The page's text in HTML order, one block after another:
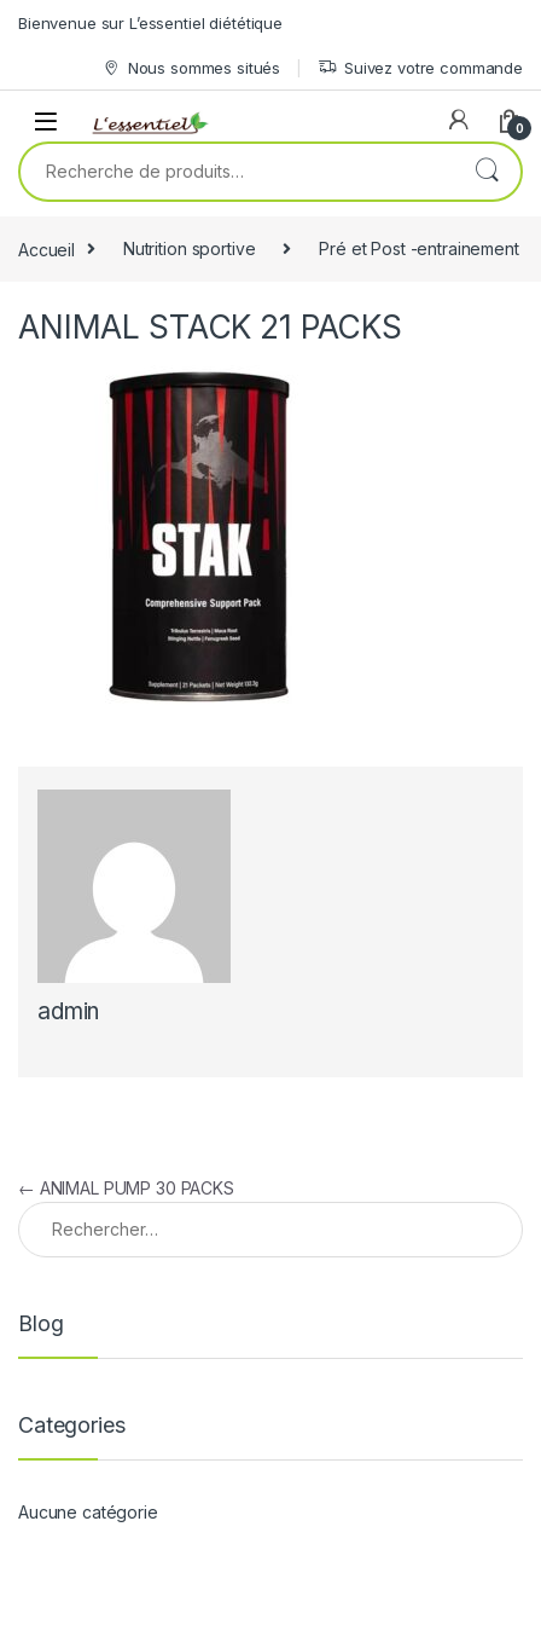
Skip to navigation
Bienvenue sur L’essentiel diététique
Nous sommes situés Suivez votre commande
0
Recherche pour :
Accueil Nutrition sportive Pré et Post -entrainement
ANIMAL STACK 21 PACKS
admin
Navigation de l’article
← ANIMAL PUMP 30 PACKS
Rechercher :
Blog
Categories
Aucune catégorie